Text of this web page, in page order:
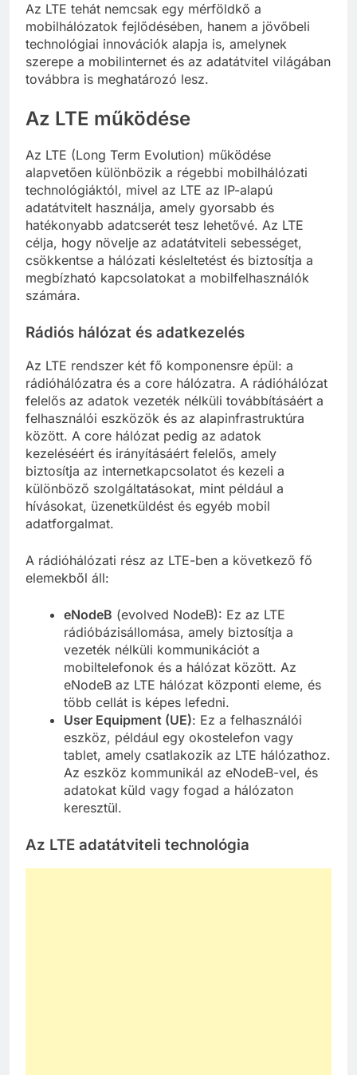
Az LTE tehát nemcsak egy mérföldkő a
mobilhálózatok fejlődésében, hanem a jövőbeli
technológiai innovációk alapja is, amelynek
szerepe a mobilinternet és az adatátvitel világában
továbbra is meghatározó lesz.
Az LTE működése
Az LTE (Long Term Evolution) működése
alapvetően különbözik a régebbi mobilhálózati
technológiáktól, mivel az LTE az IP-alapú
adatátvitelt használja, amely gyorsabb és
hatékonyabb adatcserét tesz lehetővé. Az LTE
célja, hogy növelje az adatátviteli sebességet,
csökkentse a hálózati késleltetést és biztosítja a
megbízható kapcsolatokat a mobilfelhasználók
számára.
Rádiós hálózat és adatkezelés
Az LTE rendszer két fő komponensre épül: a
rádióhálózatra és a core hálózatra. A rádióhálózat
felelős az adatok vezeték nélküli továbbításáért a
felhasználói eszközök és az alapinfrastruktúra
között. A core hálózat pedig az adatok
kezeléséért és irányításáért felelős, amely
biztosítja az internetkapcsolatot és kezeli a
különböző szolgáltatásokat, mint például a
hívásokat, üzenetküldést és egyéb mobil
adatforgalmat.
A rádióhálózati rész az LTE-ben a következő fő
elemekből áll:
eNodeB (evolved NodeB): Ez az LTE
rádióbázisállomása, amely biztosítja a
vezeték nélküli kommunikációt a
mobiltelefonok és a hálózat között. Az
eNodeB az LTE hálózat központi eleme, és
több cellát is képes lefedni.
User Equipment (UE): Ez a felhasználói
eszköz, például egy okostelefon vagy
tablet, amely csatlakozik az LTE hálózathoz.
Az eszköz kommunikál az eNodeB-vel, és
adatokat küld vagy fogad a hálózaton
keresztül.
Az LTE adatátviteli technológia